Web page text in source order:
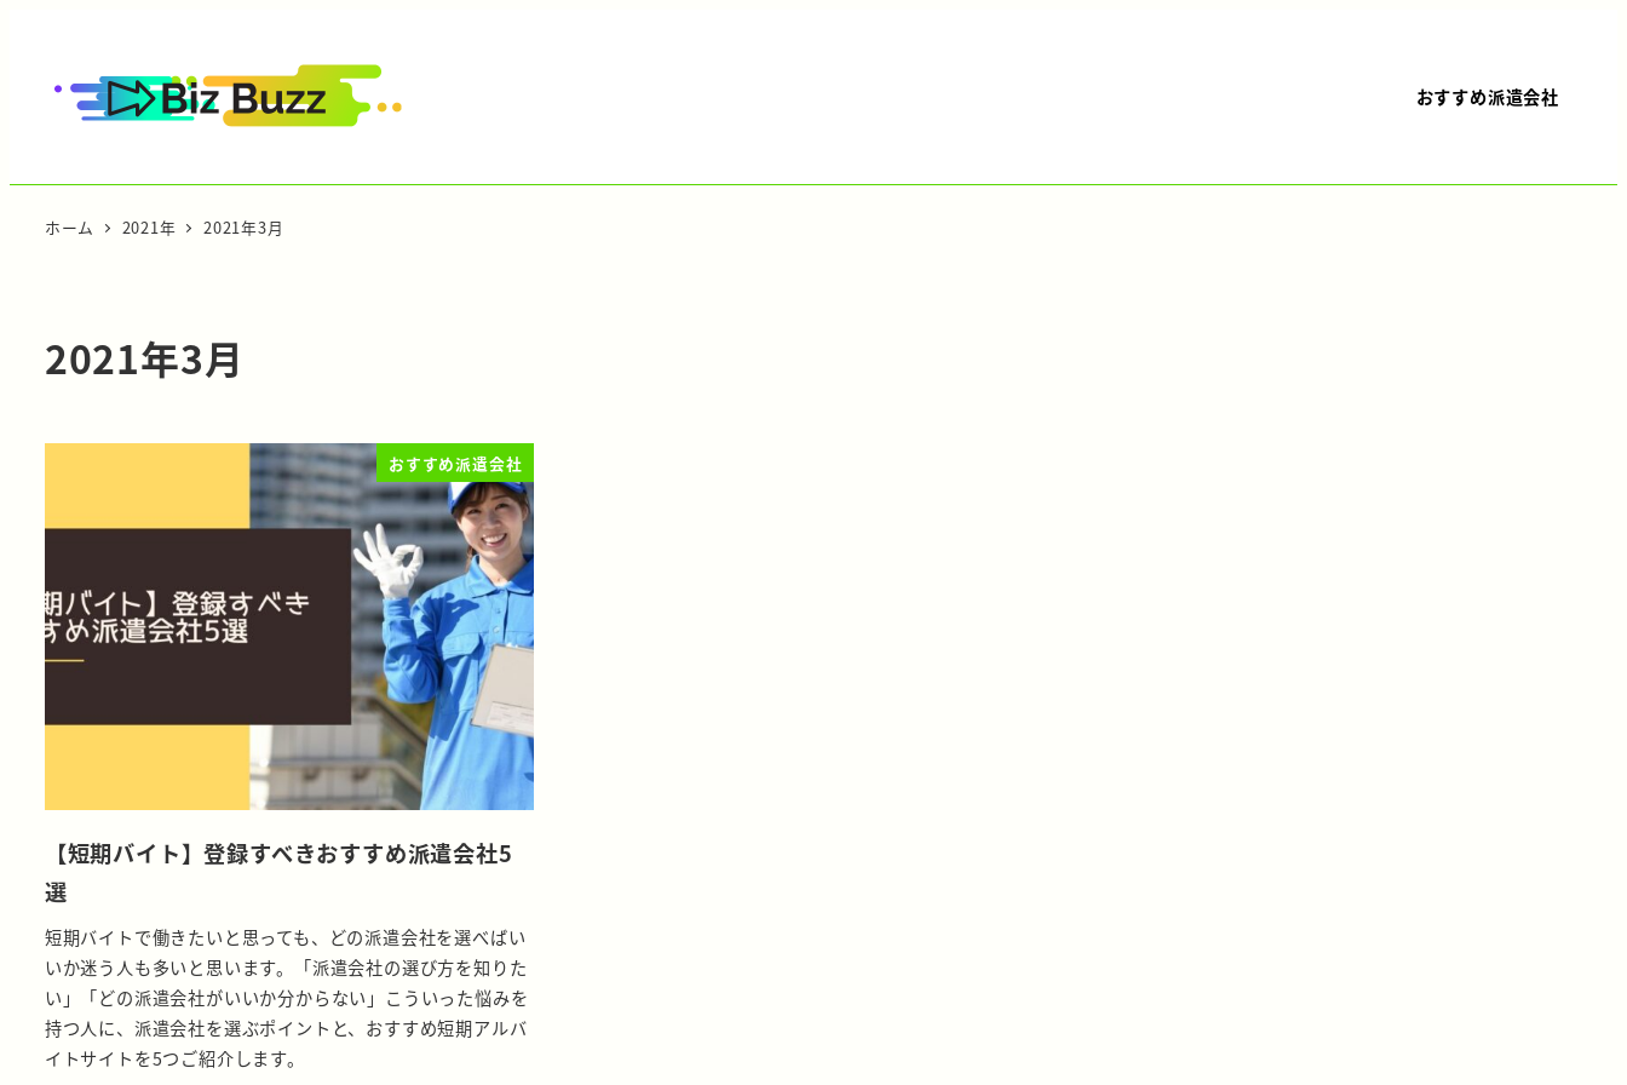
おすすめ派遣会社
ホーム 2021年 2021年3月
2021年3月
おすすめ派遣会社
【短期バイト】登録すべきおすすめ派遣会社5
選
短期バイトで働きたいと思っても、どの派遣会社を選べばい
いか迷う人も多いと思います。「派遣会社の選び方を知りた
い」「どの派遣会社がいいか分からない」こういった悩みを
持つ人に、派遣会社を選ぶポイントと、おすすめ短期アルバ
イトサイトを5つご紹介します。